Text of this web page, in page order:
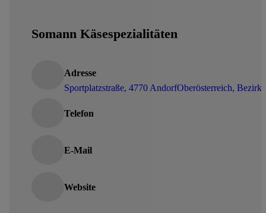
Somann Käsespezialitäten
Adresse
Sportplatzstraße, 4770 AndorfOberösterreich, Bezirk
Telefon
E-Mail
Website